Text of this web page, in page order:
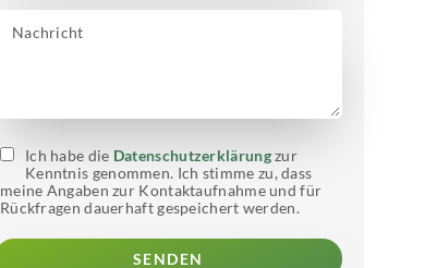
Bitte lasse dieses Feld leer.
Ich habe die Datenschutzerklärungzur
Kenntnis genommen. Ich stimme zu, dass
meine Angaben zur Kontaktaufnahme und für
Rückfragen dauerhaft gespeichert werden.